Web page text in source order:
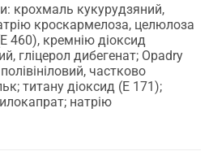
крохмаль кукурудзяний,
кроскармелоза, целюлоза
460), кремнію діоксид
гліцерол дибегенат; Opadry
частково
титану діоксид (Е 171);
натрію